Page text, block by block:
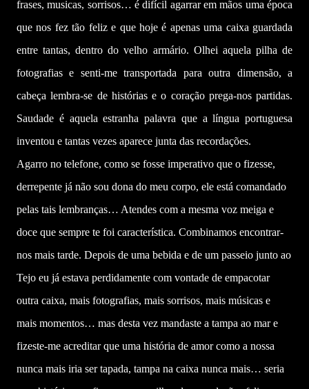
frases, musicas, sorrisos… é difícil agarrar em mãos uma época
que nos fez tão feliz e que hoje é apenas uma caixa guardada
entre tantas, dentro do velho armário. Olhei aquela pilha de
fotografias e senti-me transportada para outra dimensão, a
cabeça lembra-se de histórias e o coração prega-nos partidas.
Saudade é aquela estranha palavra que a língua portuguesa
inventou e tantas vezes aparece junta das recordações.
Agarro no telefone, como se fosse imperativo que o fizesse,
derrepente já não sou dona do meu corpo, ele está comandado
pelas tais lembranças… Atendes com a mesma voz meiga e
doce que sempre te foi característica. Combinamos encontrar-
nos mais tarde. Depois de uma bebida e de um passeio junto ao
Tejo eu já estava perdidamente com vontade de empacotar
outra caixa, mais fotografias, mais sorrisos, mais músicas e
mais momentos… mas desta vez mandaste a tampa ao mar e
fizeste-me acreditar que uma história de amor como a nossa
nunca mais iria ser tapada, tampa na caixa nunca mais… seria